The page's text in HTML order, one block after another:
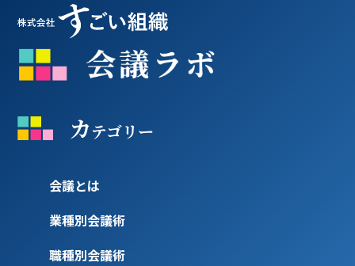
カテゴリー
会議とは
業種別会議術
職種別会議術